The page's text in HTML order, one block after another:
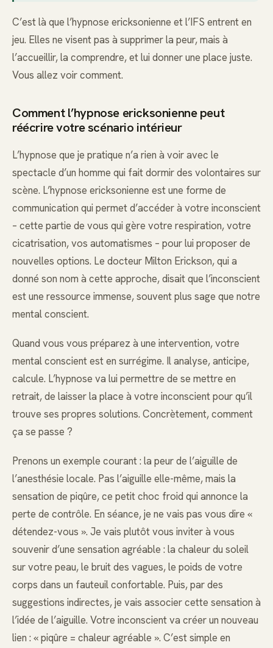
C’est là que l’hypnose ericksonienne et l’IFS entrent en
jeu. Elles ne visent pas à supprimer la peur, mais à
l’accueillir, la comprendre, et lui donner une place juste.
Vous allez voir comment.
Comment l’hypnose ericksonienne peut
réécrire votre scénario intérieur
L’hypnose que je pratique n’a rien à voir avec le
spectacle d’un homme qui fait dormir des volontaires sur
scène. L’hypnose ericksonienne est une forme de
communication qui permet d’accéder à votre inconscient
– cette partie de vous qui gère votre respiration, votre
cicatrisation, vos automatismes – pour lui proposer de
nouvelles options. Le docteur Milton Erickson, qui a
donné son nom à cette approche, disait que l’inconscient
est une ressource immense, souvent plus sage que notre
mental conscient.
Quand vous vous préparez à une intervention, votre
mental conscient est en surrégime. Il analyse, anticipe,
calcule. L’hypnose va lui permettre de se mettre en
retrait, de laisser la place à votre inconscient pour qu’il
trouve ses propres solutions. Concrètement, comment
ça se passe ?
Prenons un exemple courant : la peur de l’aiguille de
l’anesthésie locale. Pas l’aiguille elle-même, mais la
sensation de piqûre, ce petit choc froid qui annonce la
perte de contrôle. En séance, je ne vais pas vous dire «
détendez-vous ». Je vais plutôt vous inviter à vous
souvenir d’une sensation agréable : la chaleur du soleil
sur votre peau, le bruit des vagues, le poids de votre
corps dans un fauteuil confortable. Puis, par des
suggestions indirectes, je vais associer cette sensation à
l’idée de l’aiguille. Votre inconscient va créer un nouveau
lien : « piqûre = chaleur agréable ». C’est simple en